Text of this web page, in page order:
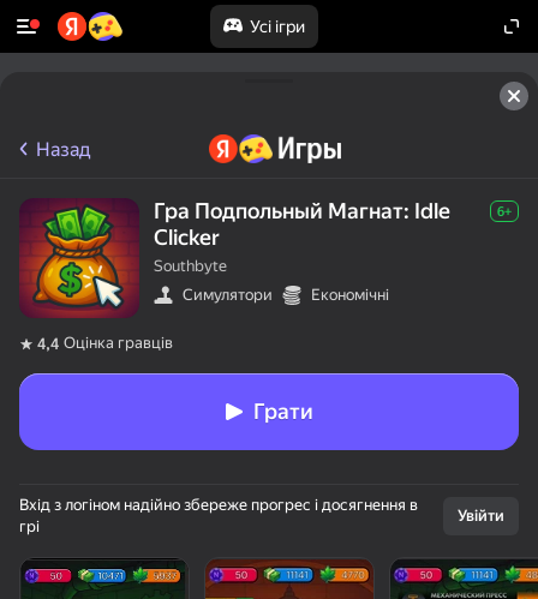
Усі ігри
Назад
Гра Подпольный Магнат: Idle
Clicker
6+
Southbyte
Симулятори
Економічні
4,4 Оцінка гравців
Грати
Вхід з логіном надійно збереже прогрес і досягнення в
грі
Увійти